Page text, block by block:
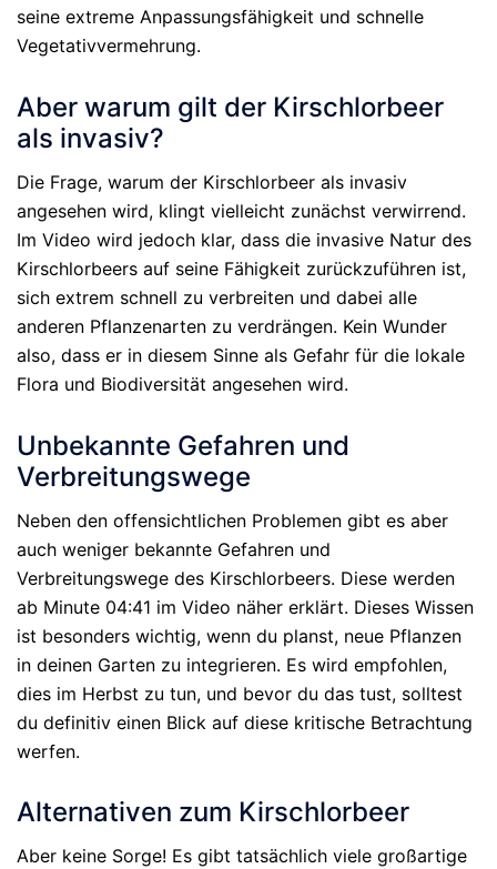
seine extreme Anpassungsfähigkeit und schnelle
Vegetativvermehrung.
Aber warum gilt der Kirschlorbeer
als invasiv?
Die Frage, warum der Kirschlorbeer als invasiv
angesehen wird, klingt vielleicht zunächst verwirrend.
Im Video wird jedoch klar, dass die invasive Natur des
Kirschlorbeers auf seine Fähigkeit zurückzuführen ist,
sich extrem schnell zu verbreiten und dabei alle
anderen Pflanzenarten zu verdrängen. Kein Wunder
also, dass er in diesem Sinne als Gefahr für die lokale
Flora und Biodiversität angesehen wird.
Unbekannte Gefahren und
Verbreitungswege
Neben den offensichtlichen Problemen gibt es aber
auch weniger bekannte Gefahren und
Verbreitungswege des Kirschlorbeers. Diese werden
ab Minute 04:41 im Video näher erklärt. Dieses Wissen
ist besonders wichtig, wenn du planst, neue Pflanzen
in deinen Garten zu integrieren. Es wird empfohlen,
dies im Herbst zu tun, und bevor du das tust, solltest
du definitiv einen Blick auf diese kritische Betrachtung
werfen.
Alternativen zum Kirschlorbeer
Aber keine Sorge! Es gibt tatsächlich viele großartige